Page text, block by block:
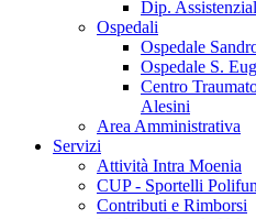
Dip.
Ospedali
Ospedale
Ospedale S.
Centro
Alesini
Area Amministrativa
Servizi
Attività Intra Moenia
CUP - Sportelli
Contributi e Rimborsi